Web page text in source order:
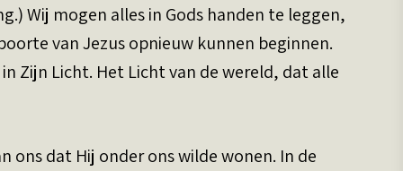
Wij mogen alles in Gods handen te leggen,
van Jezus opnieuw kunnen beginnen.
Zijn Licht. Het Licht van de wereld, dat alle
ons dat Hij onder ons wilde wonen. In de